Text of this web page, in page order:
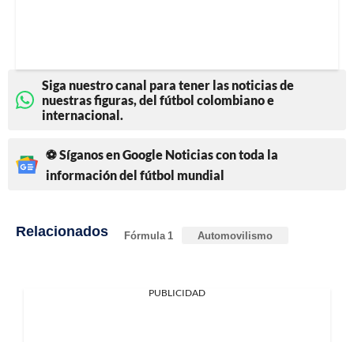
Siga nuestro canal para tener las noticias de
nuestras figuras, del fútbol colombiano e
internacional.
⚽ Síganos en Google Noticias con toda la
información del fútbol mundial
Relacionados Fórmula 1 Automovilismo
PUBLICIDAD